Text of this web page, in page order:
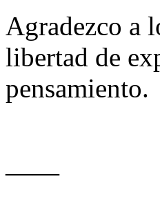
Agradezco a
libertad de
pensamiento.
——